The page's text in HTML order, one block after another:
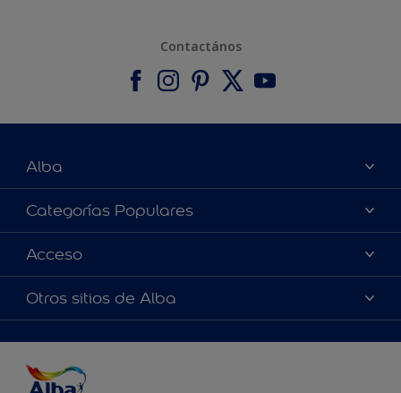
Contactános
Alba
Acerca de nosotros
Contactános
Encontrár una pinturería
Categorías Populares
Colores
Productos
Inspiraciones
Acceso
Accesibilidad
Precisión del color
Otros sitios de Alba